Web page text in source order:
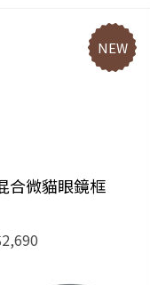
NEW
合微貓眼鏡框